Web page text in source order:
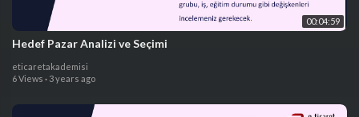
00:04:59
Hedef Pazar Analizi ve Seçimi
eticaretakademisi
6 Views · 3 years ago